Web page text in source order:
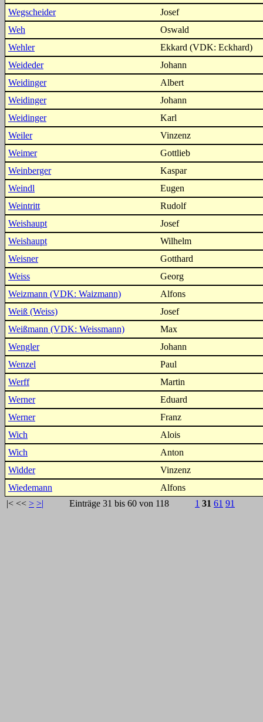
Wegscheider
Josef
Weh
Oswald
Wehler
Ekkard (VDK: Eckhard)
Weideder
Johann
Weidinger
Albert
Weidinger
Johann
Weidinger
Karl
Weiler
Vinzenz
Weimer
Gottlieb
Weinberger
Kaspar
Weindl
Eugen
Weintritt
Rudolf
Weishaupt
Josef
Weishaupt
Wilhelm
Weisner
Gotthard
Weiss
Georg
Weizmann (VDK: Waizmann)
Alfons
Weiß (Weiss)
Josef
Weißmann (VDK: Weissmann)
Max
Wengler
Johann
Wenzel
Paul
Werff
Martin
Werner
Eduard
Werner
Franz
Wich
Alois
Wich
Anton
Widder
Vinzenz
Wiedemann
Alfons
|< << > >| Einträge 31 bis 60 von 118 1 31 61 91